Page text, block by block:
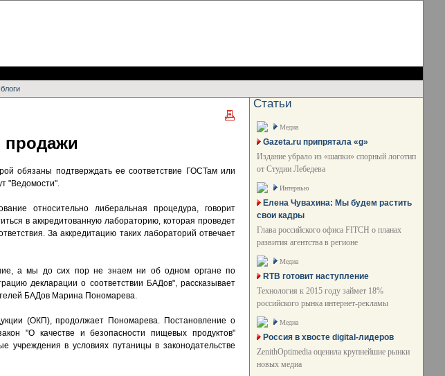
продажи
обязаны подтверждать ее соответствие ГОСТам или
"Ведомости".
относительно либеральная процедура, говорит
в аккредитованную лабораторию, которая проведет
За аккредитацию таких лабораторий отвечает
а мы до сих пор не знаем ни об одном органе по
декларации о соответствии БАДов", рассказывает
БАДов Марина Пономарева.
(ОКП), продолжает Пономарева. Постановление о
"О качестве и безопасности пищевых продуктов"
учреждения в условиях путаницы в законодательстве
Статьи
Медиа
Gazeta.ru припрятала «g»
Издание убрало из «шапки» спорный логотип
от Студии Лебедева
Интервью
Елена Чувахина: Мы будем растить
свои кадры
Глава российского офиса FITCH о планах
развития агентства в регионе
Медиа
RTB готовит наступление
Технология к 2015 году займет 18%
российского рынка интернет-рекламы
Медиа
Россия в хвосте digital-лидеров
ZenithOptimedia оценила крупнейшие рынки
новых медиа